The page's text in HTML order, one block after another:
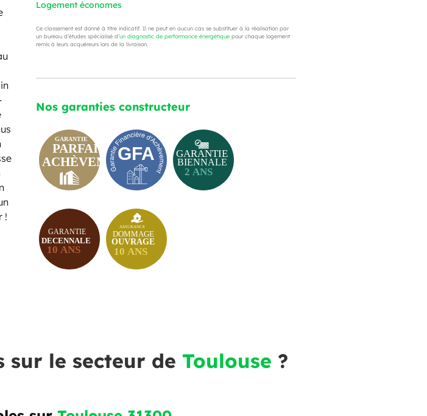
!
Logement économes
Ce classement est donné à titre indicatif. Il ne peut en aucun cas se substituer à la réalisation par
un bureau d’études spécialisé d’un diagnostic de performance énergétique pour chaque logement
remis à leurs acquéreurs lors de la livraison.
Nos garanties constructeur
sur le secteur de Toulouse ?